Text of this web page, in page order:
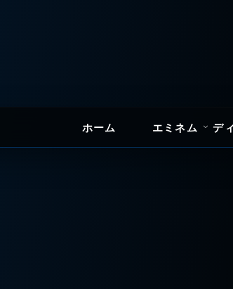
ホーム エミネム デ